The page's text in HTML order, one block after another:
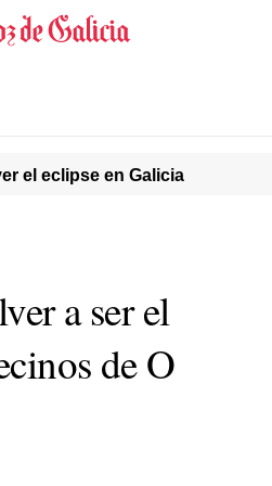
el eclipse en Galicia
a ser el
de O